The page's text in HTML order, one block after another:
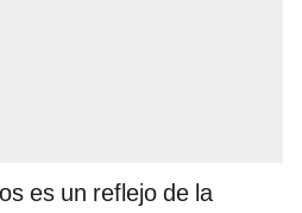
es un reflejo de la